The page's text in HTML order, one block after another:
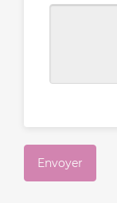
Envoyer